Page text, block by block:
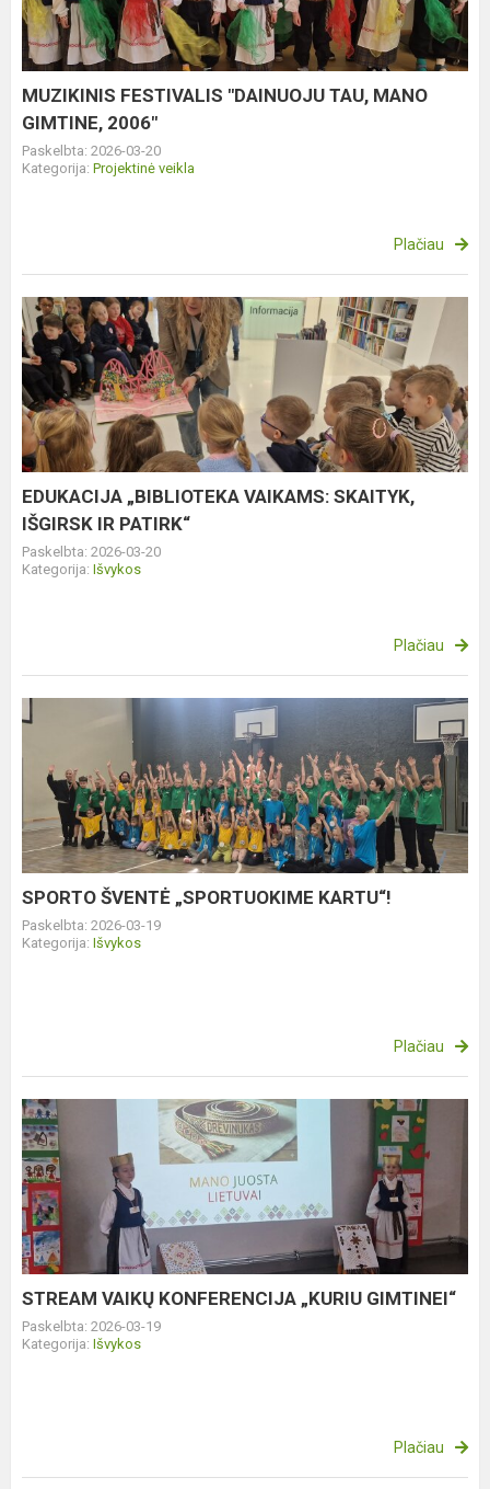
MANO
GIMTINE,
2006"
MUZIKINIS FESTIVALIS "DAINUOJU TAU, MANO
GIMTINE, 2006"
Paskelbta: 2026-03-20
Kategorija: Projektinė veikla
Plačiau
EDUKACIJA
„BIBLIOTEKA
VAIKAMS:
SKAITYK,
IŠGIRSK
IR
PATIRK“
EDUKACIJA „BIBLIOTEKA VAIKAMS: SKAITYK,
IŠGIRSK IR PATIRK“
Paskelbta: 2026-03-20
Kategorija: Išvykos
Plačiau
„SPORTUOKIME
KARTU“!
SPORTO ŠVENTĖ „SPORTUOKIME KARTU“!
Paskelbta: 2026-03-19
Kategorija: Išvykos
Plačiau
STREAM
VAIKŲ
KONFERENCIJA „KURIU
GIMTINEI“
STREAM VAIKŲ KONFERENCIJA „KURIU GIMTINEI“
Paskelbta: 2026-03-19
Kategorija: Išvykos
Plačiau